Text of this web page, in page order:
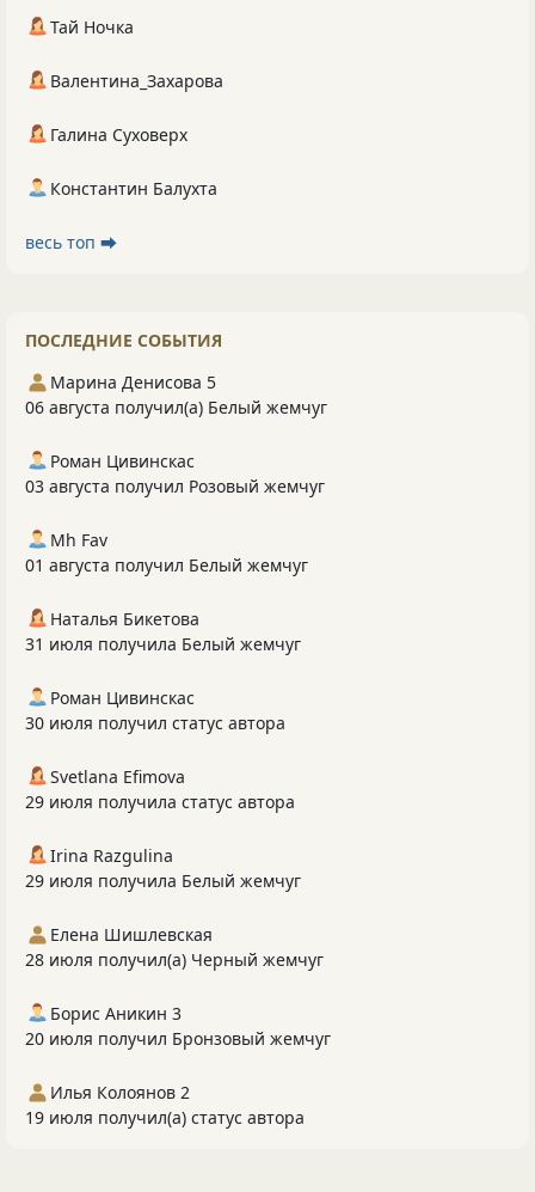
Тай Ночка
Валентина_Захарова
Галина Суховерх
Константин Балухта
весь топ ⮕
ПОСЛЕДНИЕ СОБЫТИЯ
Марина Денисова 5
06 августа получил(а) Белый жемчуг
Роман Цивинскас
03 августа получил Розовый жемчуг
Mh Fav
01 августа получил Белый жемчуг
Наталья Бикетова
31 июля получила Белый жемчуг
Роман Цивинскас
30 июля получил статус автора
Svetlana Efimova
29 июля получила статус автора
Irina Razgulina
29 июля получила Белый жемчуг
Елена Шишлевская
28 июля получил(а) Черный жемчуг
Борис Аникин 3
20 июля получил Бронзовый жемчуг
Илья Колоянов 2
19 июля получил(а) статус автора